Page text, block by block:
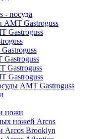
- посуда
Gastroguss
Gastroguss
Gastroguss
Gastroguss
AMT Gastroguss
ножи
ножей Arcos
Arcos Brooklyn